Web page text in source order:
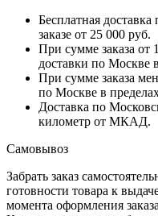
Бесплатная
заказе от 25 000 руб.
При сумме заказа от
доставки по
При сумме заказа
по Москве в
Доставка по
километр от МКАД.
Самовывоз
Забрать заказ
готовности товара к
момента оформления